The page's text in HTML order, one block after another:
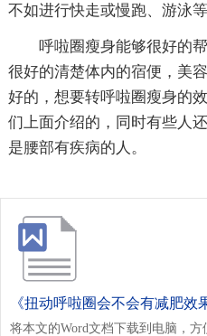
不如进行快走或慢跑、游泳等
呼啦圈瘦身能够很好的
很好的清楚体内的宿便，美
好的，想要转呼啦圈瘦身的
们上面介绍的，同时有些人
是腰部有疾病的人。
《扭动呼啦圈会不会有减肥效
将本文的Word文档下载到电脑，方